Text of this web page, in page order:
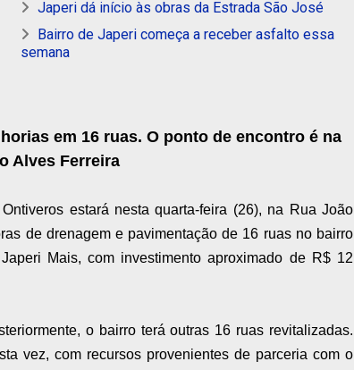
Japeri dá início às obras da Estrada São José
Bairro de Japeri começa a receber asfalto essa
semana
em 16 ruas. O ponto de encontro é na
Alves Ferreira
estará nesta quarta-feira (26), na Rua João
de drenagem e pavimentação de 16 ruas no bairro
Mais, com investimento aproximado de R$ 12
o bairro terá outras 16 ruas revitalizadas.
vez, com recursos provenientes de parceria com o